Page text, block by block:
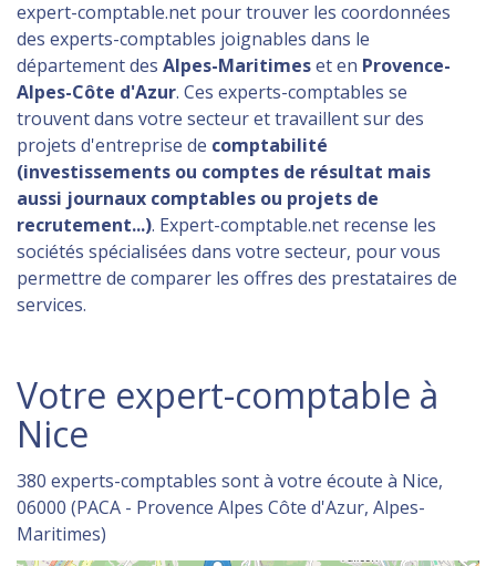
expert-comptable.net pour trouver les coordonnées
des experts-comptables joignables dans le
département des Alpes-Maritimeset en Provence-
Alpes-Côte d'Azur. Ces experts-comptables se
trouvent dans votre secteur et travaillent sur des
projets d'entreprise de comptabilité
(investissements ou comptes de résultat mais
aussi journaux comptables ou projets de
recrutement...). Expert-comptable.net recense les
sociétés spécialisées dans votre secteur, pour vous
permettre de comparer les offres des prestataires de
services.
Votre expert-comptable à
Nice
380 experts-comptables sont à votre écoute à Nice,
06000 (PACA - Provence Alpes Côte d'Azur, Alpes-
Maritimes)